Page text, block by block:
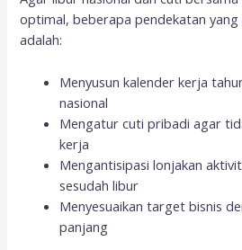
optimal, beberapa pendekatan yang
adalah:
Menyusun kalender kerja
nasional
Mengatur cuti pribadi agar
kerja
Mengantisipasi lonjakan
sesudah libur
Menyesuaikan target bisnis
panjang